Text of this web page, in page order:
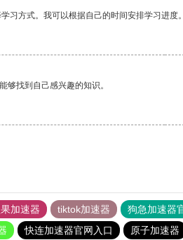
习方式。我可以根据自己的时间安排学习进度。
够找到自己感兴趣的知识。
加速器 tiktok加速器 狗急加速器
快连加速器官网入口 原子加速器